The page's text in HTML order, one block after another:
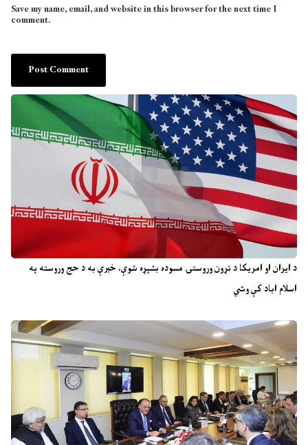
د ایران او امریکا د تړون وروستۍ مسوده بشپړه شوې، خبرې به د حج وروسته په
اسلام اباد کې وشي
Save my name, email, and website in this browser for the next time I
comment.